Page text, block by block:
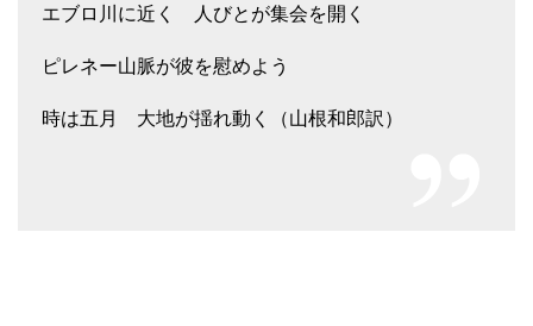
エブロ川に近く 人びとが集会を開く
ピレネー山脈が彼を慰めよう
時は五月 大地が揺れ動く（山根和郎訳）